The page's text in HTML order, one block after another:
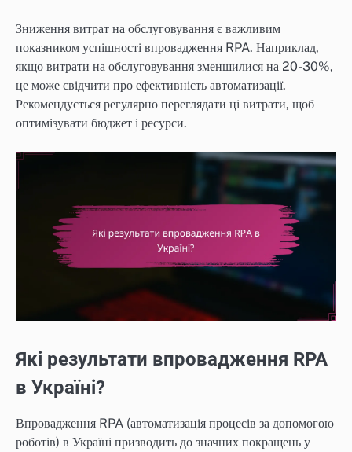
Зниження витрат на обслуговування є важливим
показником успішності впровадження RPA. Наприклад,
якщо витрати на обслуговування зменшилися на 20-30%,
це може свідчити про ефективність автоматизації.
Рекомендується регулярно переглядати ці витрати, щоб
оптимізувати бюджет і ресурси.
Які результати впровадження RPA
в Україні?
Впровадження RPA (автоматизація процесів за допомогою
роботів) в Україні призводить до значних покращень у